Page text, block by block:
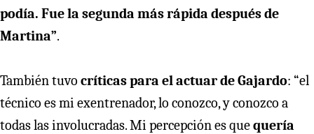
podía. Fue la segunda más rápida después de
Martina”.
También tuvo críticas para el actuar de Gajardo: “el
técnico es mi exentrenador, lo conozco, y conozco a
todas las involucradas. Mi percepción es quequería